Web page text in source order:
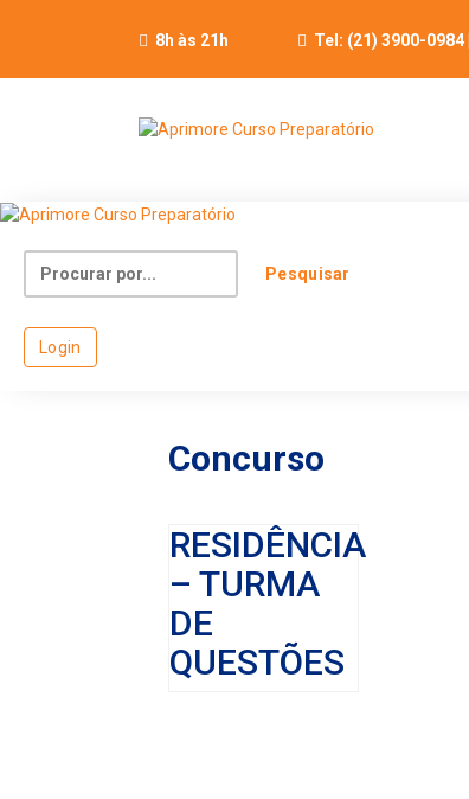
8h às 21h Tel: (21) 3900-0984
for:
Login
Concurso
RESIDÊNCIA
– TURMA
DE
QUESTÕES